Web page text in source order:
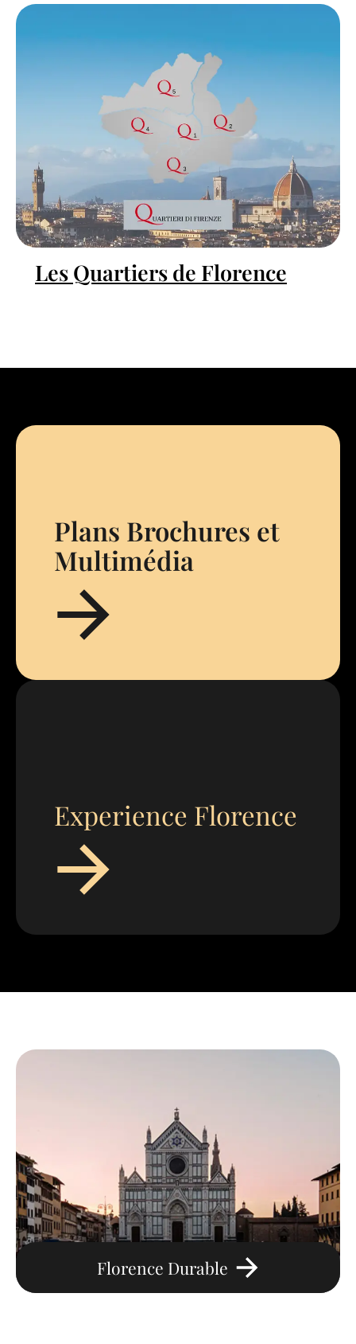
Les Quartiers de Florence
Plans Brochures et
Multimédia
Experience Florence
Florence Durable